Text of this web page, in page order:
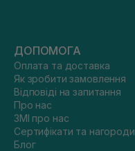
ДОПОМОГА
Оплата та доставка
Як зробити замовлення
Відповіді на запитання
Про нас
ЗМІ про нас
Сертифікати та нагороди
Блог